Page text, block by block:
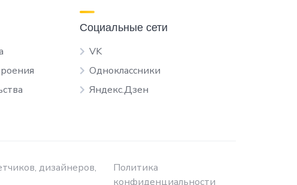
Социальные сети
VK
Одноклассники
Яндекс.Дзен
дизайнеров,
Политика
конфиденциальности